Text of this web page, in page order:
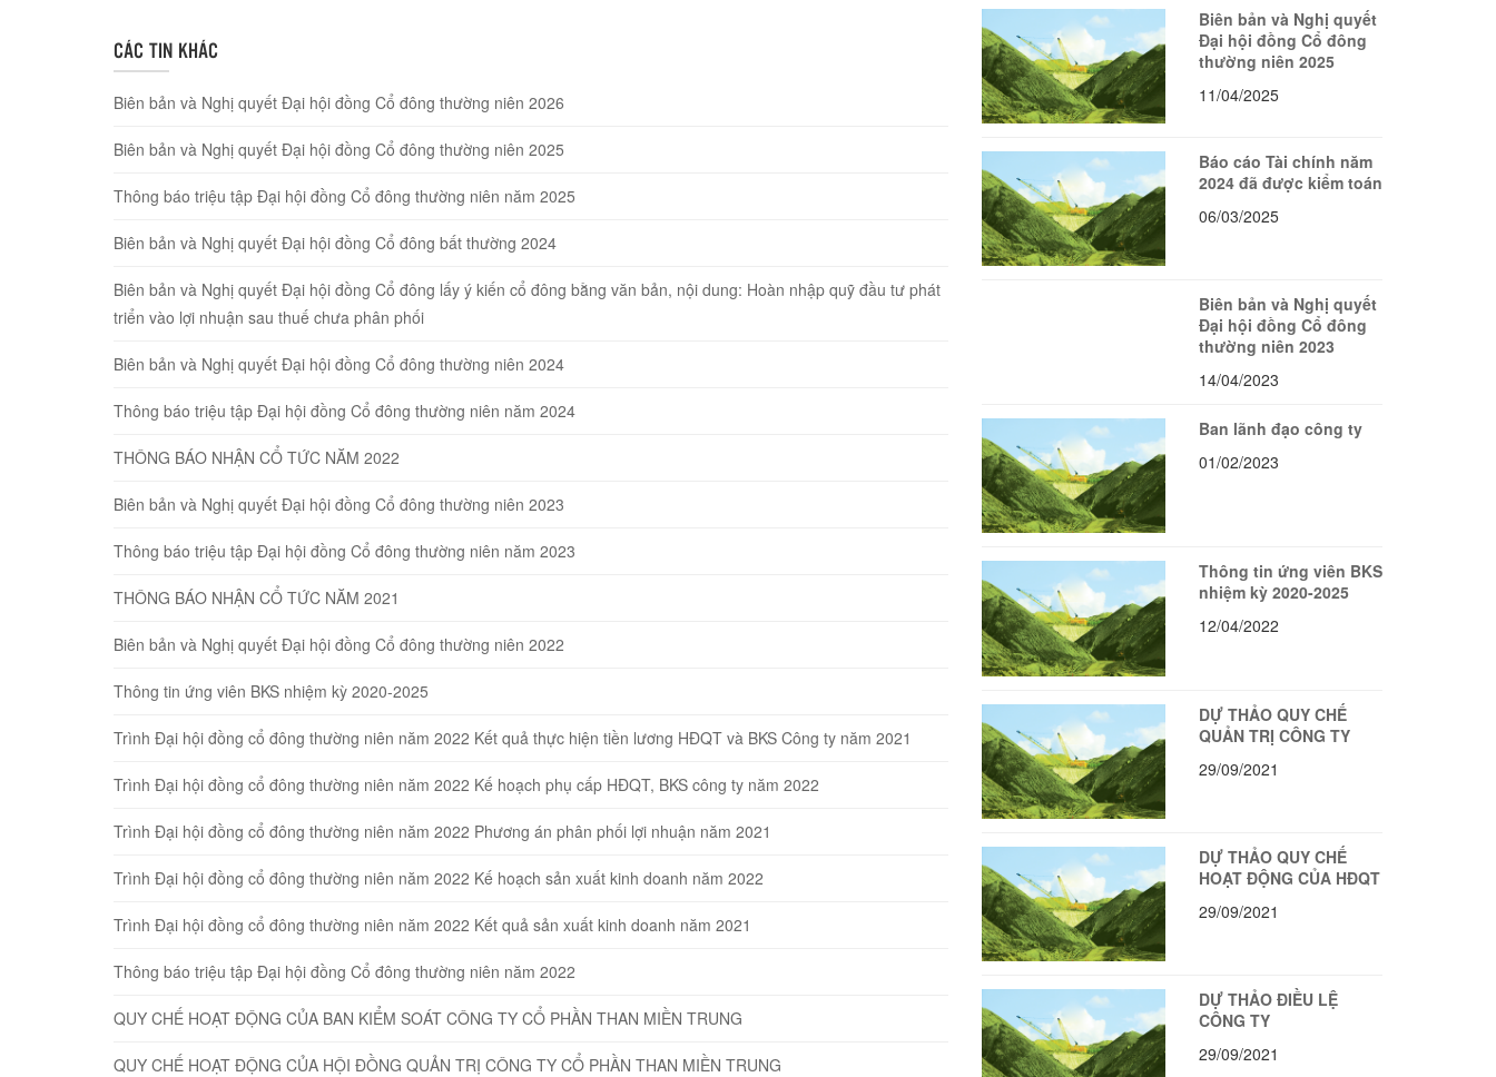
CÁC TIN KHÁC
Biên bản và Nghị quyết Đại hội đồng Cổ đông thường niên 2026
Biên bản và Nghị quyết Đại hội đồng Cổ đông thường niên 2025
Thông báo triệu tập Đại hội đồng Cổ đông thường niên năm 2025
Biên bản và Nghị quyết Đại hội đồng Cổ đông bất thường 2024
Biên bản và Nghị quyết Đại hội đồng Cổ đông lấy ý kiến cổ đông bằng văn bản, nội dung: Hoàn nhập quỹ đầu tư phát
triển vào lợi nhuận sau thuế chưa phân phối
Biên bản và Nghị quyết Đại hội đồng Cổ đông thường niên 2024
Thông báo triệu tập Đại hội đồng Cổ đông thường niên năm 2024
THÔNG BÁO NHẬN CỔ TỨC NĂM 2022
Biên bản và Nghị quyết Đại hội đồng Cổ đông thường niên 2023
Thông báo triệu tập Đại hội đồng Cổ đông thường niên năm 2023
THÔNG BÁO NHẬN CỔ TỨC NĂM 2021
Biên bản và Nghị quyết Đại hội đồng Cổ đông thường niên 2022
Thông tin ứng viên BKS nhiệm kỳ 2020-2025
Trình Đại hội đồng cổ đông thường niên năm 2022 Kết quả thực hiện tiền lương HĐQT và BKS Công ty năm 2021
Trình Đại hội đồng cổ đông thường niên năm 2022 Kế hoạch phụ cấp HĐQT, BKS công ty năm 2022
Trình Đại hội đồng cổ đông thường niên năm 2022 Phương án phân phối lợi nhuận năm 2021
Trình Đại hội đồng cổ đông thường niên năm 2022 Kế hoạch sản xuất kinh doanh năm 2022
Trình Đại hội đồng cổ đông thường niên năm 2022 Kết quả sản xuất kinh doanh năm 2021
Thông báo triệu tập Đại hội đồng Cổ đông thường niên năm 2022
QUY CHẾ HOẠT ĐỘNG CỦA BAN KIỂM SOÁT CÔNG TY CỔ PHẦN THAN MIỀN TRUNG
QUY CHẾ HOẠT ĐỘNG CỦA HỘI ĐỒNG QUẢN TRỊ CÔNG TY CỔ PHẦN THAN MIỀN TRUNG
Biên bản và Nghị quyết
Đại hội đồng Cổ đông
thường niên 2025
11/04/2025
Báo cáo Tài chính năm
2024 đã được kiểm toán
06/03/2025
Biên bản và Nghị quyết
Đại hội đồng Cổ đông
thường niên 2023
14/04/2023
Ban lãnh đạo công ty
01/02/2023
Thông tin ứng viên BKS
nhiệm kỳ 2020-2025
12/04/2022
DỰ THẢO QUY CHẾ
QUẢN TRỊ CÔNG TY
29/09/2021
DỰ THẢO QUY CHẾ
HOẠT ĐỘNG CỦA HĐQT
29/09/2021
DỰ THẢO ĐIỀU LỆ
CÔNG TY
29/09/2021